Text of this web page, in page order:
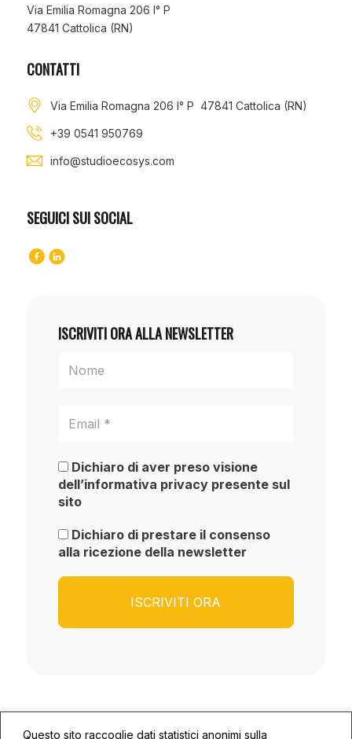
Questo sito raccoglie dati statistici anonimi sulla
Via Emilia Romagna 206 I° P
47841 Cattolica (RN)
CONTATTI
Via Emilia Romagna 206 I° P 47841 Cattolica (RN)
+39 0541 950769
info@studioecosys.com
SEGUICI SUI SOCIAL
ISCRIVITI ORA ALLA NEWSLETTER
Dichiaro di aver preso visione
dell’informativa privacy presente sul
sito
Dichiaro di prestare il consenso
alla ricezione della newsletter